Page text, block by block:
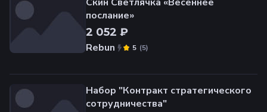
послание»
2 052 ₽
Rebun
(5)
5
Набор "Контракт стратегического
сотрудничества"